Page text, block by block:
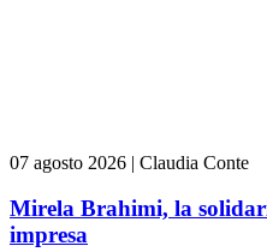
07 agosto 2026 | Claudia Conte
Mirela Brahimi, la
impresa